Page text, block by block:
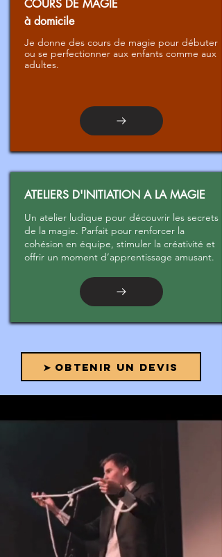
COURS DE MAGIE
à domicile
Je donne des cours de magie pour débuter
ou se perfectionner aux enfants comme aux
adultes.
ATELIERS D'INITIATION A LA MAGIE
Un atelier ludique pour découvrir les secrets
de la magie. Parfait pour renforcer la
cohésion en équipe, stimuler la créativité et
offrir un moment d’apprentissage amusant.
➤ OBTENIR UN DEVIS